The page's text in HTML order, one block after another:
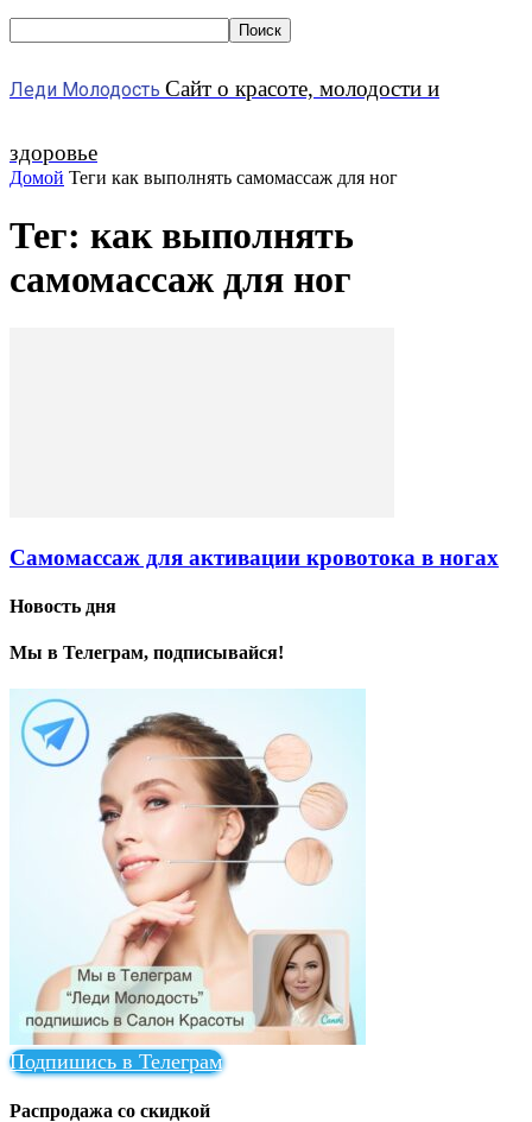
Леди Молодость Сайт о красоте, молодости и
здоровье
Домой Теги как выполнять самомассаж для ног
Тег: как выполнять
самомассаж для ног
Самомассаж для активации кровотока в ногах
Новость дня
Мы в Телеграм, подписывайся!
Подпишись в Телеграм
Распродажа со скидкой